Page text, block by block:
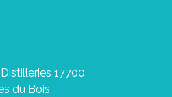
17700
du Bois